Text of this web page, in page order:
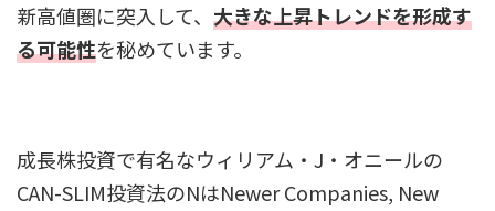
新高値圏に突入して、 大きな上昇トレンドを形成す
る可能性を秘めています。
成長株投資で有名なウィリアム・J・オニールの
CAN-SLIM投資法のNはNewer Companies, New